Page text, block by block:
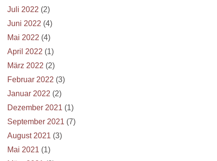
Juli 2022 (2)
Juni 2022 (4)
Mai 2022 (4)
April 2022 (1)
März 2022 (2)
Februar 2022 (3)
Januar 2022 (2)
Dezember 2021 (1)
September 2021 (7)
August 2021 (3)
Mai 2021 (1)